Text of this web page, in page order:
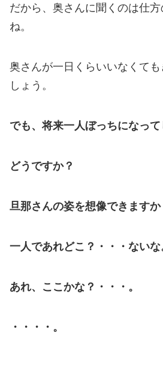
だから、奥さんに聞くのは仕
ね。
奥さんが一日くらいいなくて
しょう。
でも、将来一人ぼっちになって
どうですか？
旦那さんの姿を想像できますか
一人であれどこ？・・・ないな
あれ、ここかな？・・・。
・・・・。